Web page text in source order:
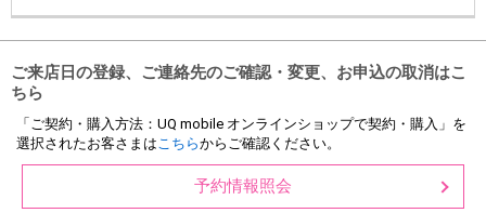
ご来店日の登録、ご連絡先のご確認・変更、お申込の取消はこ
ちら
「ご契約・購入方法：UQ mobile オンラインショップで契約・購入」を
選択されたお客さまはこちらからご確認ください。
予約情報照会